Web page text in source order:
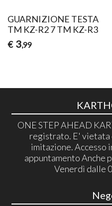
GUARNIZIONE TESTA
TM KZ-R2 7 TM KZ-R3
€ 3,99
ONE STEP AHEAD
registrato. E' vietata
imitazione. Accesso
appuntamento Anche
Venerdì dalle